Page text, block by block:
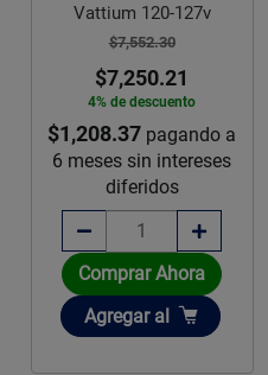
Vattium 120-127v
$7,552.30
$7,250.21
4% de descuento
$1,208.37 pagando a
6 meses sin intereses
diferidos
Comprar Ahora
Añadir
Agregar al